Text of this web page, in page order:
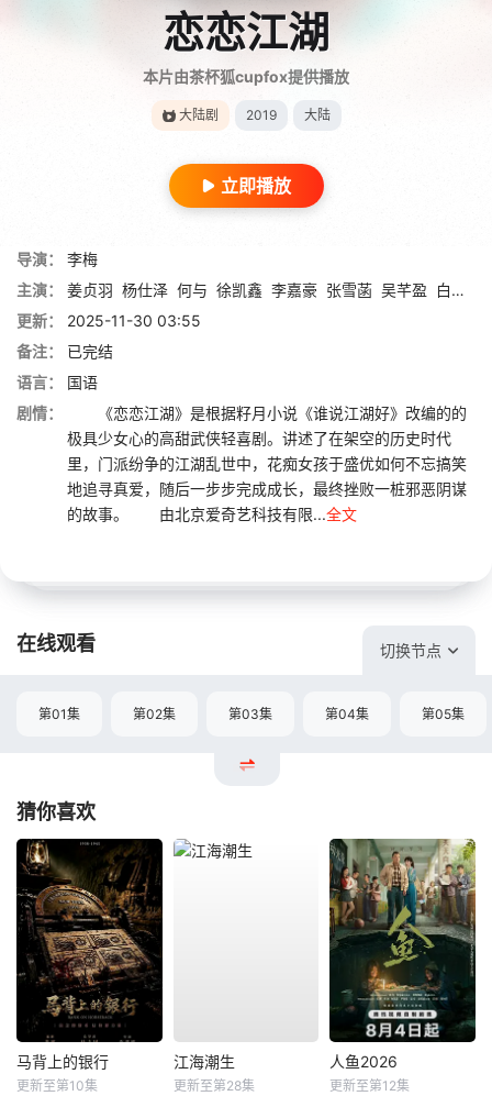
恋恋江湖
本片由茶杯狐cupfox提供播放
大陆剧 2019 大陆
立即播放
导演：
李梅
主演：
姜贞羽 杨仕泽 何与 徐凯鑫 李嘉豪 张雪菡 吴芊盈 白宇帆
更新：
2025-11-30 03:55
备注：
已完结
语言：
国语
剧情：
《恋恋江湖》是根据籽月小说《谁说江湖好》改编的的
极具少女心的高甜武侠轻喜剧。讲述了在架空的历史时代
里，门派纷争的江湖乱世中，花痴女孩于盛优如何不忘搞笑
地追寻真爱，随后一步步完成成长，最终挫败一桩邪恶阴谋
的故事。 由北京爱奇艺科技有限...全文
在线观看 切换节点
第01集 第02集 第03集 第04集 第05集
猜你喜欢
马背上的银行
更新至第10集
江海潮生
更新至第28集
人鱼2026
更新至第12集